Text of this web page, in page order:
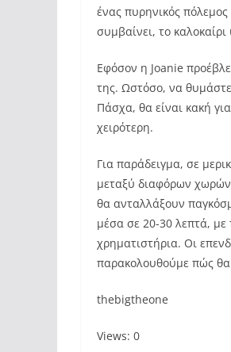
ένας πυρηνικός
συμβαίνει, το
Εφόσον η Joanie
της. Ωστόσο, να
Πάσχα, θα είναι κακή
χειρότερη.
Για παράδειγμα, σε
μεταξύ διαφόρων
θα ανταλλάξουν
μέσα σε 20-30 λεπτά, με
χρηματιστήρια. Οι
παρακολουθούμε πώς
thebigtheone
Views: 0